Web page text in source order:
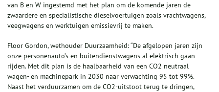
van B en W ingestemd met het plan om de komende jaren de
zwaardere en specialistische dieselvoertuigen zoals vrachtwagens,
veegwagens en werktuigen emissievrij te maken.
Floor Gordon, wethouder Duurzaamheid: “De afgelopen jaren zijn
onze personenauto’s en buitendienstwagens al elektrisch gaan
rijden. Met dit plan is de haalbaarheid van een CO2 neutraal
wagen- en machinepark in 2030 naar verwachting 95 tot 99%.
Naast het verduurzamen om de CO2-uitstoot terug te dringen,